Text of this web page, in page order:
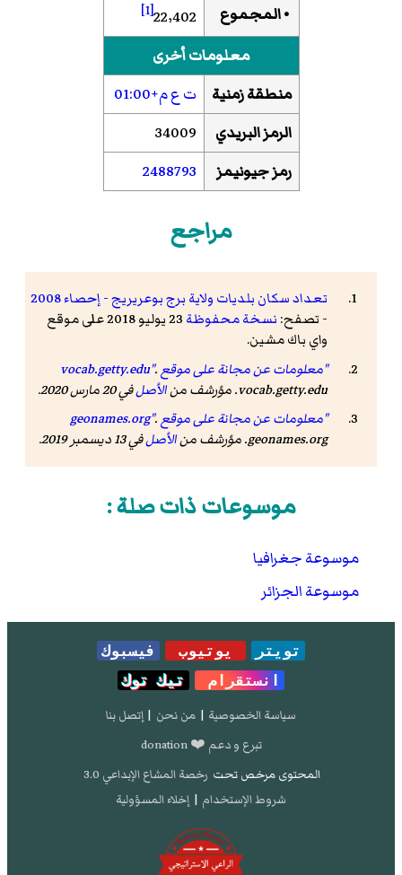
• المجموع
22٬402[1]
معلومات أخرى
منطقة زمنية
ت ع م+01:00
الرمز البريدي
34009
رمز جيونيمز
2488793
مراجع
تعداد سكان بلديات ولاية برج بوعريريج - إحصاء 2008
- تصفح: نسخة محفوظة
23 يوليو 2018 على موقع
واي باك مشين.
"معلومات عن مجانة على موقع vocab.getty.edu".
vocab.getty.edu. مؤرشف من
الأصلفي 20 مارس 2020.
"معلومات عن مجانة على موقع geonames.org".
geonames.org. مؤرشف من
الأصلفي 13 ديسمبر 2019.
موسوعات ذات صلة :
موسوعة جغرافيا
موسوعة الجزائر
تويتر يوتيوب
فيسبوك
انستقرام
تيك توك
سياسة الخصوصية | من نحن | إتصل بنا
تبرع و دعم ❤️ donation
المحتوى مرخص تحت رخصة المشاع الإبداعي 3.0
شروط الإستخدام | إخلاء المسؤولية